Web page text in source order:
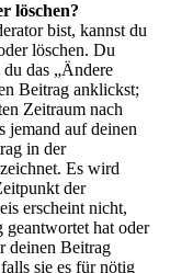
löschen?
bist, kannst du
löschen. Du
das „Ändere
Beitrag anklickst;
Zeitraum nach
jemand auf deinen
in der
Es wird
der
erscheint nicht,
hat oder
deinen Beitrag
sie es für nötig